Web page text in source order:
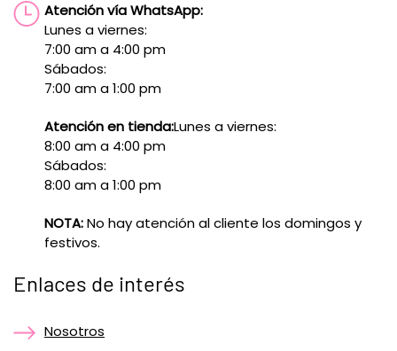
Atención vía WhatsApp:
Lunes a viernes:
7:00 am a 4:00 pm
Sábados:
7:00 am a 1:00 pm
Atención en tienda:Lunes a viernes:
8:00 am a 4:00 pm
Sábados:
8:00 am a 1:00 pm
NOTA:No hay atención al cliente los domingos y
festivos.
Enlaces de interés
Nosotros